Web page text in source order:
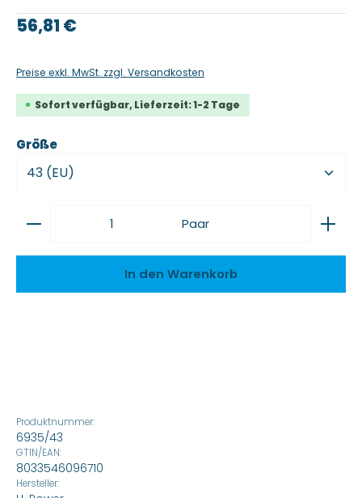
Regulärer Preis:
56,81 €
Preise exkl. MwSt. zzgl. Versandkosten
Sofort verfügbar, Lieferzeit: 1-2 Tage
Größeauswählen
Produkt Anzahl: Gib den gewünschten Wert
Paar
In den Warenkorb
Produktnummer:
6935/43
GTIN/EAN:
8033546096710
Hersteller: